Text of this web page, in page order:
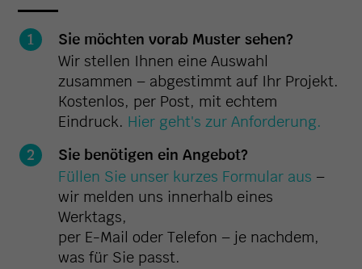
Sie möchten vorab Muster sehen?
Wir stellen Ihnen eine Auswahl
zusammen – abgestimmt auf Ihr Projekt.
Kostenlos, per Post, mit echtem
Eindruck. Hier geht's zur Anforderung.
Sie benötigen ein Angebot?
Füllen Sie unser kurzes Formular aus –
wir melden uns innerhalb eines
Werktags,
per E-Mail oder Telefon – je nachdem,
was für Sie passt.